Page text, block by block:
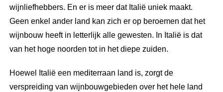
wijnliefhebbers. En er is meer dat Italië uniek maakt.
Geen enkel ander land kan zich er op beroemen dat het
wijnbouw heeft in letterlijk alle gewesten. In Italië is dat
van het hoge noorden tot in het diepe zuiden.
Hoewel Italië een mediterraan land is, zorgt de
verspreiding van wijnbouwgebieden over het hele land